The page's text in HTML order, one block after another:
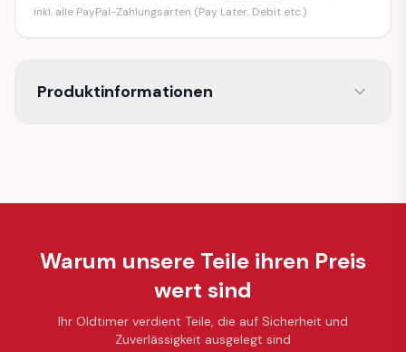
inkl. alle PayPal-Zahlungsarten (Pay Later, Debit etc.)
Produktinformationen
Warum unsere Teile ihren Preis
wert sind
Ihr Oldtimer verdient Teile, die auf Sicherheit und
Zuverlässigkeit ausgelegt sind